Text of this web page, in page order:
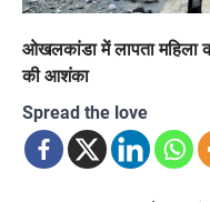
ओखलकांडा में लापता महिला
की आशंका
Spread the love